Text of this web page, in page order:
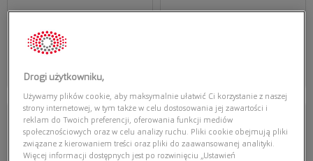
995,00 zł
Przymierz
wirtualnie
DOLCE & GABBANA 0DG4532 501/87
DOLCE & GABBANA
Przymierz
wirtualnie
COACH 0HC8449U 500284
COACH
Drogi użytkowniku,
Używamy plików cookie, aby maksymalnie ułatwić Ci korzystanie z naszej
strony internetowej, w tym także w celu dostosowania jej zawartości i
reklam do Twoich preferencji, oferowania funkcji mediów
społecznościowych oraz w celu analizy ruchu. Pliki cookie obejmują pliki
związane z kierowaniem treści oraz pliki do zaawansowanej analityki.
Więcej informacji dostępnych jest po rozwinięciu „Ustawień